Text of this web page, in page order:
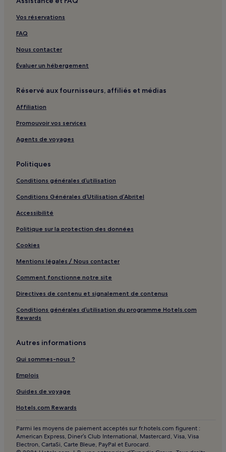
Aourir : hôtels Hôtels d’affaires
Aourir : hôtels
Tamraght : hôtels Hôtels avec parking
Tamraght : hôtels Hôtels avec centre de fitness
Tamraght : hôtels Hôtels avec petit-déjeuner gratuit
Agadir : hôtels Hôtels avec parking
Agadir : hôtels Hôtels avec centre de fitness
Agadir : hôtels Hôtels avec petit-déjeuner gratuit
Agadir : Appart’hôtels
Agadir : hôtels
Haut Founty : hôtels
Cité Adrar : hôtels
Cité Charaf : hôtels
Quartier suisse : hôtels Hôtels avec parking
Quartier suisse : hôtels
Ennahdha : hôtels
Préfecture d'Agadir Ida-Outanane : hôtels Hôtels avec
de fitness
Préfecture d'Agadir Ida-Outanane : hôtels
Souss-Massa : hôtels Hôtels avec parking
Souss-Massa : hôtels Hôtels avec centre de fitness
Souss-Massa : hôtels Hôtels avec petit-déjeuner gratuit
Souss-Massa : hôtels Hôtels acceptant les animaux de
compagnie
Vos réservations
FAQ
Nous contacter
Évaluer un hébergement
Réservé aux fournisseurs, affiliés et médias
Affiliation
Promouvoir vos services
Agents de voyages
Politiques
Conditions générales d’utilisation
Conditions Générales d’Utilisation d’Abritel
Accessibilité
Politique sur la protection des données
Cookies
Mentions légales / Nous contacter
Comment fonctionne notre site
Directives de contenu et signalement de contenus
Conditions générales d’utilisation du programme Hotels.com
Rewards
Autres informations
Qui sommes-nous ?
Emplois
Guides de voyage
Hotels.com Rewards
Parmi les moyens de paiement acceptés sur fr.hotels.com figurent :
American Express, Diner’s Club International, Mastercard, Visa, Visa
Electron, CartaSi, Carte Bleue, PayPal et Eurocard.